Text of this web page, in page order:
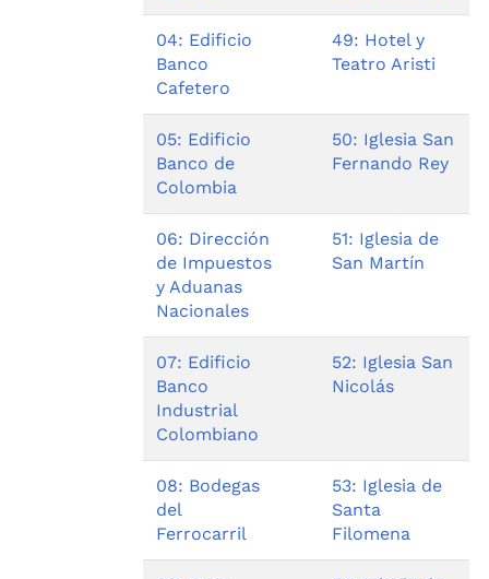
04: Edificio
Banco
Cafetero
49: Hotel y
Teatro Aristi
05: Edificio
Banco de
Colombia
50: Iglesia San
Fernando Rey
06: Dirección
de Impuestos
y Aduanas
Nacionales
51: Iglesia de
San Martín
07: Edificio
Banco
Industrial
Colombiano
52: Iglesia San
Nicolás
08: Bodegas
del
Ferrocarril
53: Iglesia de
Santa
Filomena